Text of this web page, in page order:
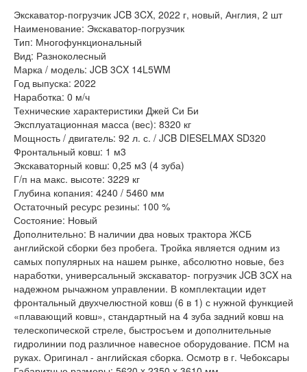
Экскаватор-погрузчик JCB 3CX, 2022 г, новый, Англия, 2 шт
Наименование: Экскаватор-погрузчик
Тип: Многофункциональный
Вид: Разноколесный
Марка / модель: JCB 3CX 14L5WM
Год выпуска: 2022
Наработка: 0 м/ч
Технические характеристики Джей Си Би
Эксплуатационная масса (вес): 8320 кг
Мощность / двигатель: 92 л. с. / JCB DIESELMAX SD320
Фронтальный ковш: 1 м3
Экскаваторный ковш: 0,25 м3 (4 зуба)
Г/п на макс. высоте: 3229 кг
Глубина копания: 4240 / 5460 мм
Остаточный ресурс резины: 100 %
Состояние: Новый
Дополнительно: В наличии два новых трактора ЖСБ
английской сборки без пробега. Тройка является одним из
самых популярных на нашем рынке, абсолютно новые, без
наработки, универсальный экскаватор- погрузчик JCB 3CX на
надежном рычажном управлении. В комплектации идет
фронтальный двухчелюстной ковш (6 в 1) с нужной функцией
«плавающий ковш», стандартный на 4 зуба задний ковш на
телескопической стреле, быстросъем и дополнительные
гидролинии под различное навесное оборудование. ПСМ на
руках. Оригинал - английская сборка. Осмотр в г. Чебоксары